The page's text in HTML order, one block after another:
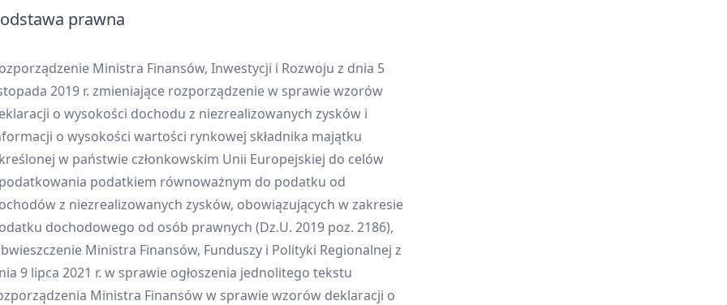
prawna
Ministra Finansów, Inwestycji i Rozwoju z dnia 5
2019 r. zmieniające rozporządzenie w sprawie wzorów
o wysokości dochodu z niezrealizowanych zysków i
o wysokości wartości rynkowej składnika majątku
w państwie członkowskim Unii Europejskiej do celów
podatkiem równoważnym do podatku od
z niezrealizowanych zysków, obowiązujących w zakresie
dochodowego od osób prawnych (Dz.U. 2019 poz. 2186),
Ministra Finansów, Funduszy i Polityki Regionalnej z
9 lipca 2021 r. w sprawie ogłoszenia jednolitego tekstu
Ministra Finansów w sprawie wzorów deklaracji o